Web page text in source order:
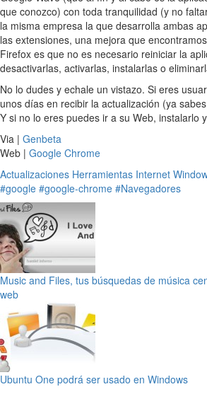
que conozco) con toda tranquilidad (y no
la misma empresa la que desarrolla ambas
las extensiones, una mejora que
Firefox es que no es necesario reiniciar la
desactivarlas, activarlas, instalarlas o
No lo dudes y echale un vistazo. Si eres
unos días en recibir la actualización (ya
Y si no lo eres puedes ir a su Web, instalarlo
Via | Genbeta
Web | Google Chrome
Actualizaciones Herramientas Internet
#google #google-chrome #Navegadores
Music and Files, tus búsquedas de música
web
Ubuntu One podrá ser usado en Windows